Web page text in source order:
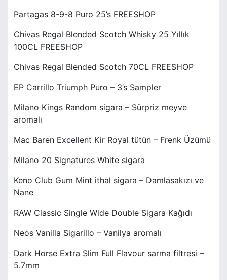
Partagas 8-9-8 Puro 25’s FREESHOP
Chivas Regal Blended Scotch Whisky 25 Yıllık
100CL FREESHOP
Chivas Regal Blended Scotch 70CL FREESHOP
EP Carrillo Triumph Puro – 3’s Sampler
Milano Kings Random sigara – Sürpriz meyve
aromalı
Mac Baren Excellent Kir Royal tütün – Frenk Üzümü
Milano 20 Signatures White sigara
Keno Club Gum Mint ithal sigara – Damlasakızı ve
Nane
RAW Classic Single Wide Double Sigara Kağıdı
Neos Vanilla Sigarillo – Vanilya aromalı
Dark Horse Extra Slim Full Flavour sarma filtresi –
5.7mm